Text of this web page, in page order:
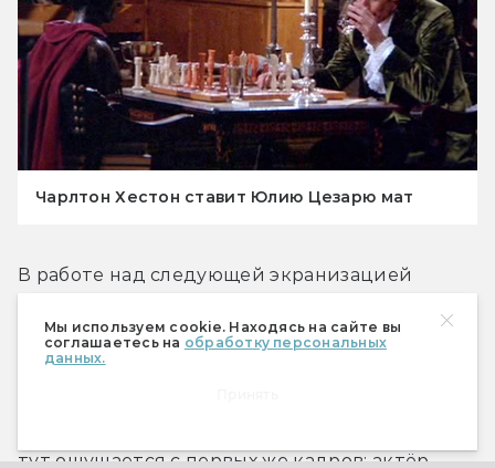
Мы используем cookie. Находясь на сайте вы
соглашаетесь на обработку персональных
данных.
Чарлтон Хестон ставит Юлию Цезарю мат
В работе над следующей экранизацией
Омега» (1971) режиссёра Бориса Сагала,
Матесон участия не принимал. Этот фильм
тут ощущается с первых же кадров: актёр